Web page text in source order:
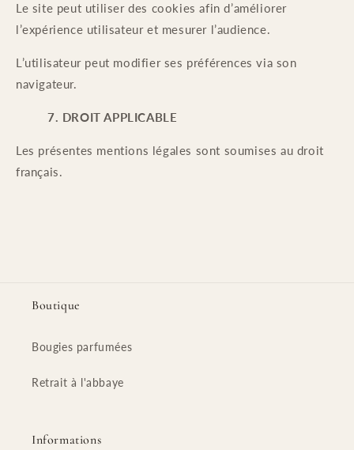
Le site peut utiliser des cookies afin d’améliorer
l’expérience utilisateur et mesurer l’audience.
L’utilisateur peut modifier ses préférences via son
navigateur.
7. DROIT APPLICABLE
Les présentes mentions légales sont soumises au droit
français.
Boutique
Bougies parfumées
Retrait à l'abbaye
Informations